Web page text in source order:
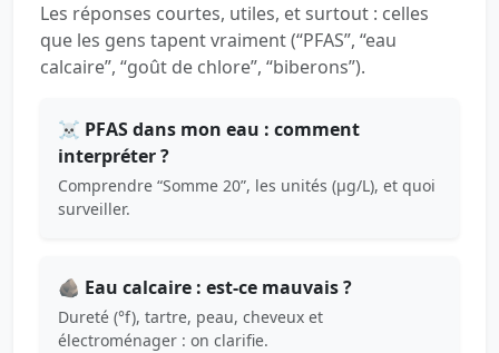
Les réponses courtes, utiles, et surtout : celles
que les gens tapent vraiment (“PFAS”, “eau
calcaire”, “goût de chlore”, “biberons”).
☠️ PFAS dans mon eau : comment
interpréter ?
Comprendre “Somme 20”, les unités (µg/L), et quoi
surveiller.
🪨 Eau calcaire : est-ce mauvais ?
Dureté (°f), tartre, peau, cheveux et
électroménager : on clarifie.